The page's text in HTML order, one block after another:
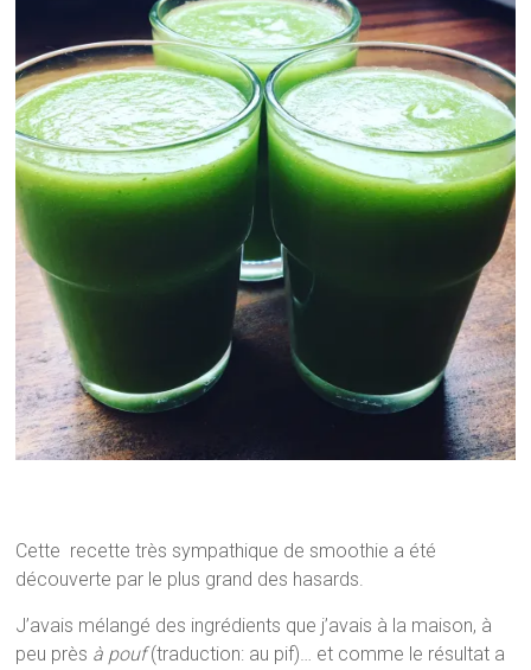
Cette recette très sympathique de smoothie a été
découverte par le plus grand des hasards.
J’avais mélangé des ingrédients que j’avais à la maison, à
peu près à pouf(traduction: au pif)… et comme le résultat a